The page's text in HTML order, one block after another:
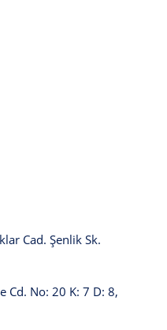
Cad. Şenlik Sk.
Cd. No: 20 K: 7 D: 8,